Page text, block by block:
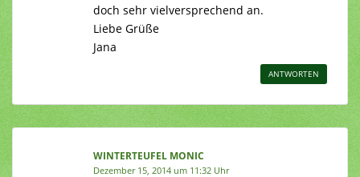
doch sehr vielversprechend an.
Liebe Grüße
Jana
ANTWORTEN
WINTERTEUFEL MONIC
Dezember 15, 2014 um 11:32 Uhr